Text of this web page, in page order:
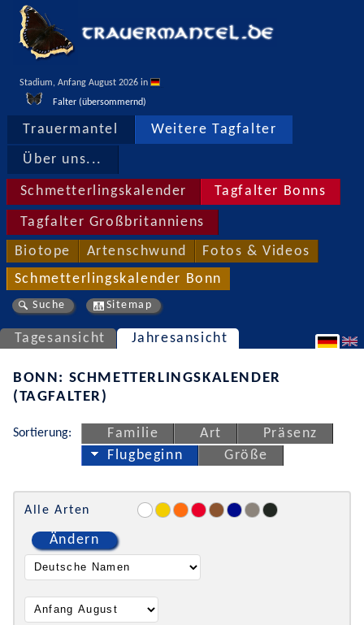
Stadium, Anfang August 2026 in
Falter (übersommernd)
Trauermantel Weitere Tagfalter
Über uns...
Schmetterlingskalender Tagfalter Bonns
Tagfalter Großbritanniens
Biotope Artenschwund Fotos & Videos
Schmetterlingskalender Bonn
Suche Sitemap
Tagesansicht Jahresansicht
BONN: SCHMETTERLINGSKALENDER
(TAGFALTER)
Sortierung: Familie Art
Präsenz
Flugbeginn
Größe
Alle Arten
Ändern